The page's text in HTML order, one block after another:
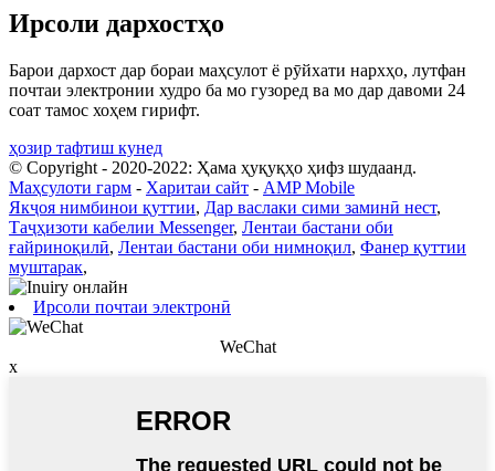
Ирсоли дархостҳо
Барои дархост дар бораи маҳсулот ё рӯйхати нархҳо, лутфан
почтаи электронии худро ба мо гузоред ва мо дар давоми 24
соат тамос хоҳем гирифт.
ҳозир тафтиш кунед
© Copyright - 2020-2022: Ҳама ҳуқуқҳо ҳифз шудаанд.
Маҳсулоти гарм - Харитаи сайт - AMP Mobile
Якҷоя нимбинои қуттии, Дар васлаки сими заминӣ нест,
Таҷҳизоти кабелии Messenger, Лентаи бастани оби
ғайриноқилӣ, Лентаи бастани оби нимноқил, Фанер қуттии
муштарак,
Ирсоли почтаи электронӣ
WeChat
x